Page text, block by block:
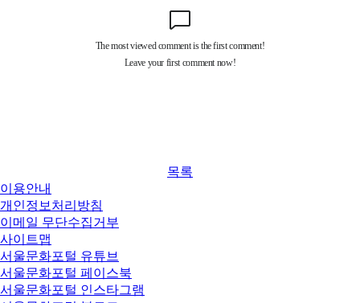
목록
이용안내
개인정보처리방침
이메일 무단수집거부
사이트맵
서울문화포털 유튜브
서울문화포털 페이스북
서울문화포털 인스타그램